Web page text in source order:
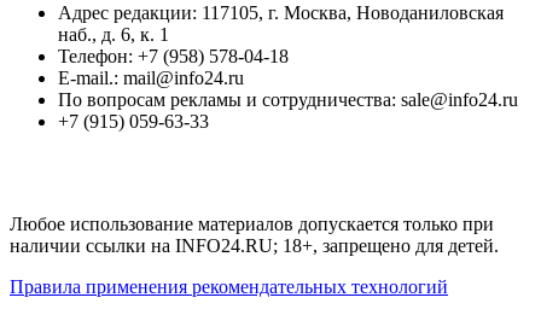
Адрес редакции: 117105, г. Москва, Новоданиловская
наб., д. 6, к. 1
Телефон: +7 (958) 578-04-18
E-mail.: mail@info24.ru
По вопросам рекламы и сотрудничества: sale@info24.ru
+7 (915) 059-63-33
Любое использование материалов допускается только при
наличии ссылки на INFO24.RU; 18+, запрещено для детей.
Правила применения рекомендательных технологий